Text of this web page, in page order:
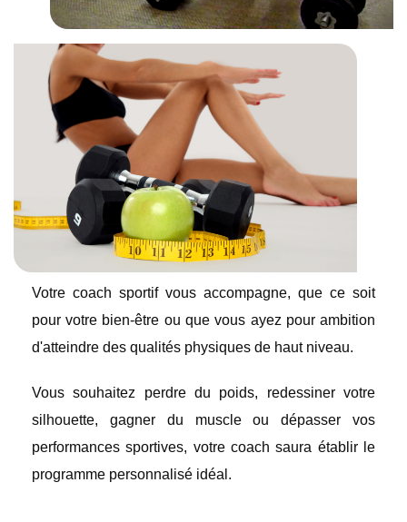
Votre coach sportif vous accompagne, que ce soit
pour votre bien-être ou que vous ayez pour ambition
d'atteindre des qualités physiques de haut niveau.
Vous souhaitez perdre du poids, redessiner votre
silhouette, gagner du muscle ou dépasser vos
performances sportives, votre coach saura établir le
programme personnalisé idéal.